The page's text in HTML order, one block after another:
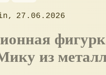
27.06.2026
из